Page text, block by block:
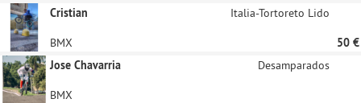
Cristian
Italia-Tortoreto Lido
BMX
50 €
Jose Chavarria
Desamparados
BMX